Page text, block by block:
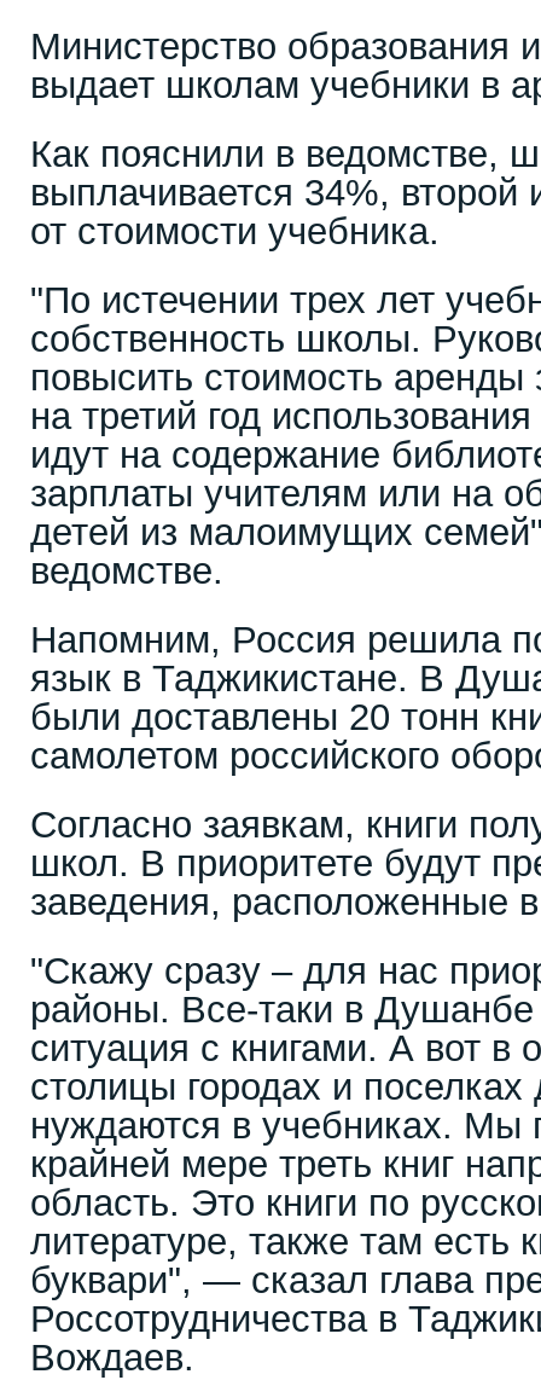
Министерство образования
выдает школам учебники в
Как пояснили в ведомстве,
выплачивается 34%, второй
от стоимости учебника.
"По истечении трех лет
собственность школы.
повысить стоимость
на третий год
идут на содержание
зарплаты учителям или на
детей из малоимущих
ведомстве.
Напомним, Россия решила
язык в Таджикистане. В
были доставлены 20 тонн
самолетом российского
Согласно заявкам, книги
школ. В приоритете будут
заведения, расположенные
"Скажу сразу – для нас
районы. Все-таки в Душанбе
ситуация с книгами. А вот в
столицы городах и поселках
нуждаются в учебниках. Мы
крайней мере треть книг
область. Это книги по
литературе, также там есть
буквари", — сказал глава
Россотрудничества в
Вождаев.